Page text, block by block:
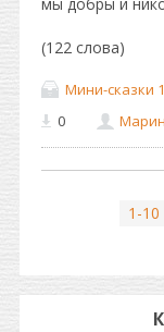
(122 слова)
Мини-сказки
0
1-10